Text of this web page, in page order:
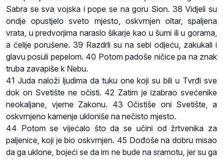
Sabra se sva vojska i pope se na goru Sion. 38 Vidjeli su
ondje opustjelo sveto mjesto, oskvrnjen oltar, spaljena
vrata, u predvorjima naraslo šikarje kao u šumi ili u gorama,
a ćelije porušene. 39 Razdrli su na sebi odjeću, zakukali i
glavu posuli pepelom. 40 Potom padoše ničice pa na znak
truba zavapiše k Nebu.
41 Juda naloži ljudima da tuku one koji su bili u Tvrđi sve
dok on Svetište ne očisti. 42 Zatim je izabrao svećenike
neokaljane, vjerne Zakonu. 43 Očistiše oni Svetište, a
oskvrnjeno kamenje ukloniše na nečisto mjesto.
44 Potom se vijećalo što da se učini od žrtvenika za
paljenice, koji je bio oskvrnjen. 45 Dođoše na dobru misao
da ga uklone, bojeći se da im ne bude na sramotu, jer su ga